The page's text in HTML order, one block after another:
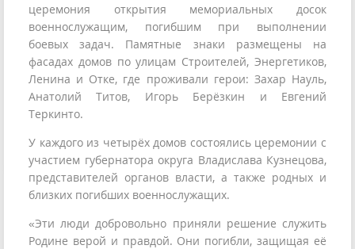
церемония открытия мемориальных досок
военнослужащим, погибшим при выполнении
боевых задач. Памятные знаки размещены на
фасадах домов по улицам Строителей, Энергетиков,
Ленина и Отке, где проживали герои: Захар Науль,
Анатолий Титов, Игорь Берёзкин и Евгений
Теркинто.
У каждого из четырёх домов состоялись церемонии с
участием губернатора округа Владислава Кузнецова,
представителей органов власти, а также родных и
близких погибших военнослужащих.
«Эти люди добровольно приняли решение служить
Родине верой и правдой. Они погибли, защищая её